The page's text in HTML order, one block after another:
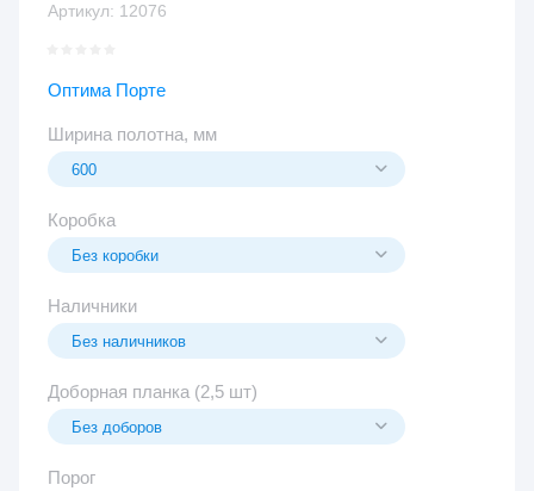
Артикул: 12076
Оптима Порте
Ширина полотна, мм
Коробка
Наличники
Доборная планка (2,5 шт)
Порог